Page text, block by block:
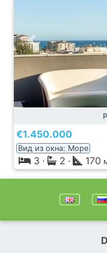
€1.450.000
Вид из окна: Море
3 · 2 · 170